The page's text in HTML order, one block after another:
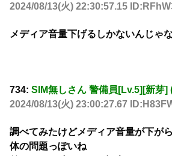
2024/08/13(火) 22:30:57.15
メディア音量下げるしかないんじゃ
734: SIM無しさん 警備員[Lv.5][新芽]
2024/08/13(火) 23:00:27.67
調べてみたけどメディア音量が下が
体の問題っぽいね